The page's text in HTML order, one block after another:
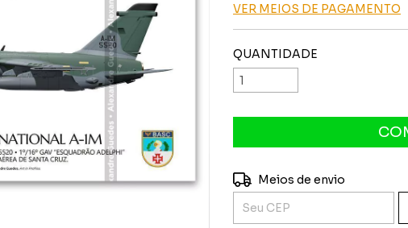
VER MEIOS DE PAGAMENTO
QUANTIDADE
Entregas para o CEP:
Meios de envio